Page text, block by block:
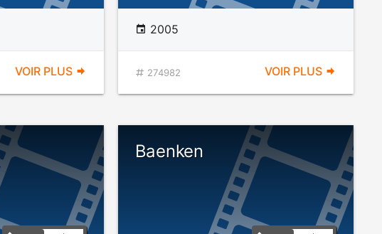
VOIR PLUS
2005
274982 VOIR PLUS
Baenken